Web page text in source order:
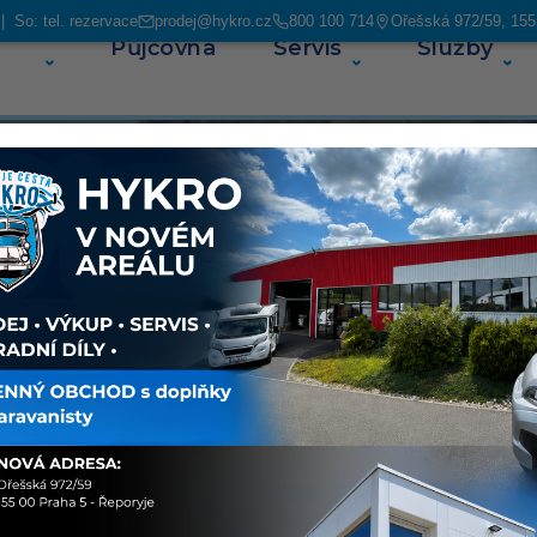
So: tel. rezervace prodej@hykro.cz 800 100 714 Ořešská 972/59,
Půjčovna Servis Služby
vozy
najeto